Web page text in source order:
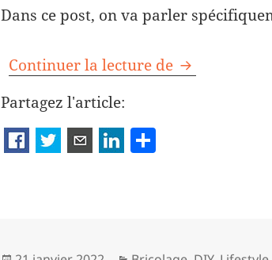
Dans ce post, on va parler
Continuer la lecture de Bricolage et
Partagez l'article: